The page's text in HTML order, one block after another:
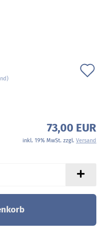
73,00 EUR
inkl. 19% MwSt. zzgl. Versand